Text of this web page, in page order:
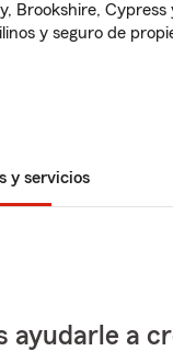
Brookshire, Cypress
y seguro de
y servicios
ayudarle a